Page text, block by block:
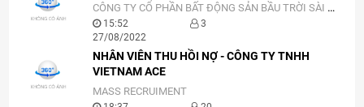
CÔNG TY CỔ PHẦN BẤT ĐỘNG SẢN BẦU TRỜI SÀI GÒN
15:52
27/08/2022
3
NHÂN VIÊN THU HỒI NỢ - CÔNG TY TNHH
VIETNAM ACE
MASS RECRUIMENT